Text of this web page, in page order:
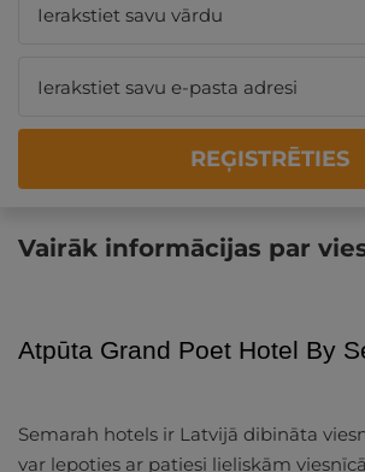
REĢISTRĒTIES
Vairāk informācijas par
Atpūta Grand Poet Hotel By
Semarah hotels ir Latvijā dibināta
var lepoties ar patiesi lieliskām